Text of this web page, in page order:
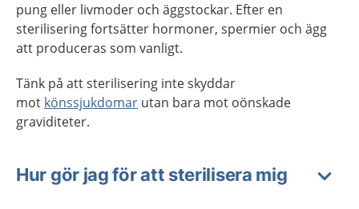
pung eller livmoder och äggstockar. Efter en
sterilisering fortsätter hormoner, spermier och ägg
att produceras som vanligt.
Tänk på att sterilisering inte skyddar
mot könssjukdomar utan bara mot oönskade
graviditeter.
Hur gör jag för att sterilisera mig